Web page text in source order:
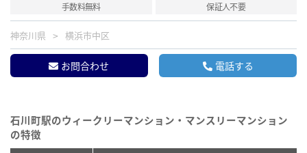
手数料無料
保証人不要
神奈川県 横浜市中区
お問合わせ 電話する
石川町駅のウィークリーマンション・マンスリーマンション
の特徴